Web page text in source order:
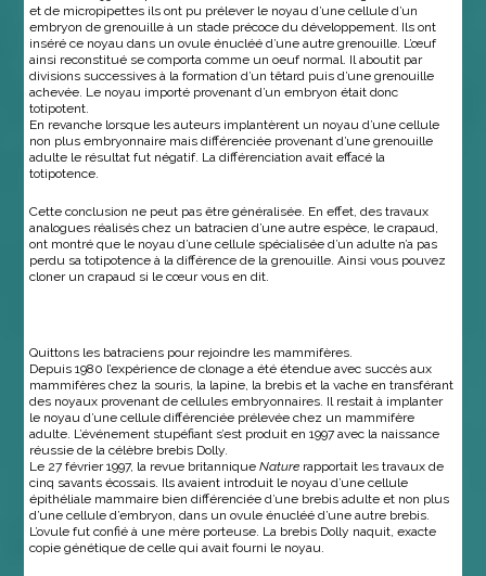
et de micropipettes ils ont pu prélever le noyau d’une cellule d’un
embryon de grenouille à un stade précoce du développement. Ils ont
inséré ce noyau dans un ovule énucléé d’une autre grenouille. L’œuf
ainsi reconstitué se comporta comme un oeuf normal. Il aboutit par
divisions successives à la formation d’un têtard puis d’une grenouille
achevée. Le noyau importé provenant d’un embryon était donc
totipotent.
En revanche lorsque les auteurs implantèrent un noyau d’une cellule
non plus embryonnaire mais différenciée provenant d’une grenouille
adulte le résultat fut négatif. La différenciation avait effacé la
totipotence.
Cette conclusion ne peut pas être généralisée. En effet, des travaux
analogues réalisés chez un batracien d’une autre espèce, le crapaud,
ont montré que le noyau d’une cellule spécialisée d’un adulte n’a pas
perdu sa totipotence à la différence de la grenouille. Ainsi vous pouvez
cloner un crapaud si le cœur vous en dit.
Quittons les batraciens pour rejoindre les mammifères.
Depuis 1980 l’expérience de clonage a été étendue avec succès aux
mammifères chez la souris, la lapine, la brebis et la vache en transférant
des noyaux provenant de cellules embryonnaires. Il restait à implanter
le noyau d’une cellule différenciée prélevée chez un mammifère
adulte. L’événement stupéfiant s’est produit en 1997 avec la naissance
réussie de la célèbre brebis Dolly.
Le 27 février 1997, la revue britanniqueNature rapportait les travaux de
cinq savants écossais. Ils avaient introduit le noyau d’une cellule
épithéliale mammaire bien différenciée d’une brebis adulte et non plus
d’une cellule d’embryon, dans un ovule énucléé d’une autre brebis.
L’ovule fut confié à une mère porteuse. La brebis Dolly naquit, exacte
copie génétique de celle qui avait fourni le noyau.